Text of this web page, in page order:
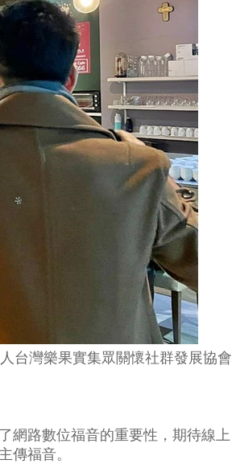
台灣樂果實集眾關懷社群發展協會
網路數位福音的重要性，期待線上
福音。